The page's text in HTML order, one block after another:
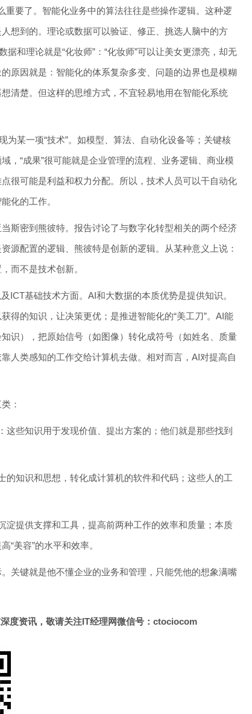
重要了。智能化业务中的算法往往是些操作逻辑。这种逻
想到的。理论或数据可以验证、修正、挑选人脑中的方
据和理论就是“化妆师”：“化妆师”可以让美女更漂亮，却无
原因就是：智能化的体系复杂多变、问题的边界也是模糊
清楚。但这样的思维方式，不宜轻易地用在智能化系统
为某一项“技术”。如模型、算法、自动化设备等；关键核
，“成果”很可能就是企业管理的流程、业务逻辑、商业模
很可能是利益和权力分配。所以，技术人员可以干自动化
化的工作。
斯密到熊彼特。报告讨论了与数字化转型相关的两个经济
源配置的逻辑、熊彼特是创新的逻辑。从某种意义上说：
而不是技术创新。
ICT基础技术方面。AI和大数据的本质优势是提供知识。
得的知识，让决策更优；是推进智能化的“美工刀”。AI能
识），把原始信号（如图像）转化成符号（如姓名、质量
人类感知的工作交给计算机去做。相对而言，AI对提高自
：
这些知识用于发现价值、提出方案的；他们就是那些找到
的知识和思想，转化成计算机的软件和代码；这些人的工
淀提供支撑和工具，提高前两种工作的效率和质量；本质
“美容”的水平和效率。
关键就是他不懂企业的业务和管理，只能凭他的想象满嘴
度资讯，敬请关注IT经理网微信号：ctociocom